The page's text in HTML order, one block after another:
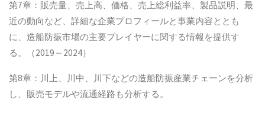
第7章：販売量、売上高、価格、売上総利益率、製品説明、最
近の動向など、詳細な企業プロフィールと事業内容ととも
に、造船防振市場の主要プレイヤーに関する情報を提供す
る。（2019～2024）
第8章：川上、川中、川下などの造船防振産業チェーンを分析
し、販売モデルや流通経路も分析する。